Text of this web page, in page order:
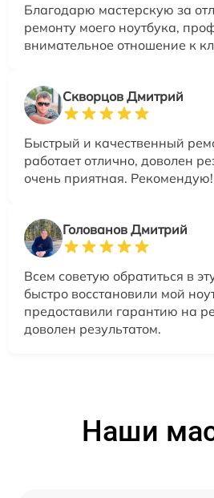
Благодарю мастерскую за
ремонту моего ноутбука,
внимательное отношение к
Скворцов Дмитрий
Быстрый и качественный
работает отлично, доволен
очень приятная. Рекомендую!
Голованов Дмитрий
Всем советую обратиться в
быстро восстановили мой
предоставили гарантию на
доволен результатом.
Наши